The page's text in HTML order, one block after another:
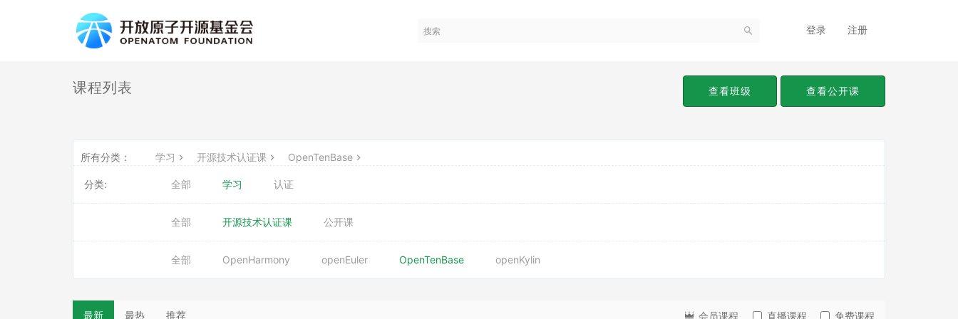
登录 注册
课程列表 查看班级 查看公开课
所有分类： 学习 开源技术认证课 OpenTenBase
分类: 全部 学习 认证
全部 开源技术认证课 公开课
全部 OpenHarmony openEuler OpenTenBase openKylin
最新 最热 推荐 会员课程 直播课程 免费课程